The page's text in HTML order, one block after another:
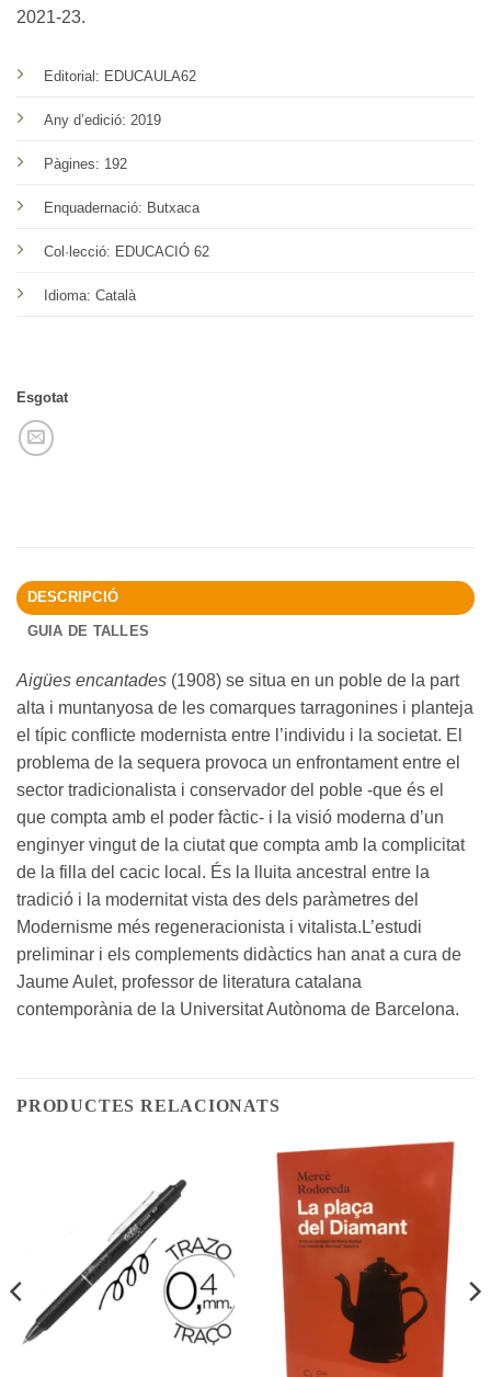
2021-23.
Editorial: EDUCAULA62
Any d’edició: 2019
Pàgines: 192
Enquadernació: Butxaca
Col·lecció: EDUCACIÓ 62
Idioma: Català
Esgotat
DESCRIPCIÓ
GUIA DE TALLES
Aigües encantades (1908) se situa en un poble de la part
alta i muntanyosa de les comarques tarragonines i planteja
el típic conflicte modernista entre l’individu i la societat. El
problema de la sequera provoca un enfrontament entre el
sector tradicionalista i conservador del poble -que és el
que compta amb el poder fàctic- i la visió moderna d’un
enginyer vingut de la ciutat que compta amb la complicitat
de la filla del cacic local. És la lluita ancestral entre la
tradició i la modernitat vista des dels paràmetres del
Modernisme més regeneracionista i vitalista.L’estudi
preliminar i els complements didàctics han anat a cura de
Jaume Aulet, professor de literatura catalana
contemporània de la Universitat Autònoma de Barcelona.
PRODUCTES RELACIONATS